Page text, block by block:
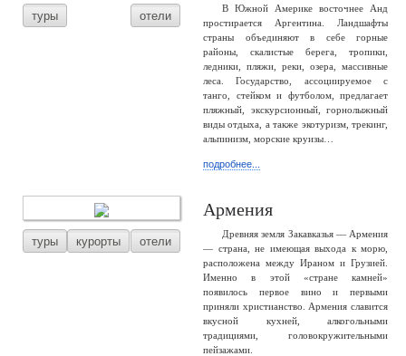
туры отели
В Южной Америке восточнее Анд
простирается Аргентина. Ландшафты
страны объединяют в себе горные
районы, скалистые берега, тропики,
ледники, пляжи, реки, озера, массивные
леса. Государство, ассоциируемое с
танго, стейком и футболом, предлагает
пляжный, экскурсионный, горнолыжный
виды отдыха, а также экотуризм, трекинг,
альпинизм, морские круизы…
подробнее...
туры курорты отели
Армения
Древняя земля Закавказья — Армения
— страна, не имеющая выхода к морю,
расположена между Ираном и Грузией.
Именно в этой «стране камней»
появилось первое вино и первыми
приняли христианство. Армения славится
вкусной кухней, алкогольными
традициями, головокружительными
пейзажами.